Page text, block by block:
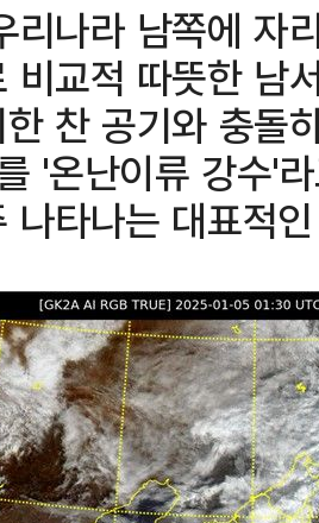
리나라 남쪽에 자
비교적 따뜻한 남
찬 공기와 충돌
'온난이류 강수'
나타나는 대표적